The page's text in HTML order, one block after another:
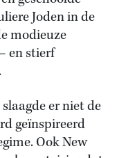
Joden in de
modieuze
en stierf
er niet de
geïnspireerd
Ook New